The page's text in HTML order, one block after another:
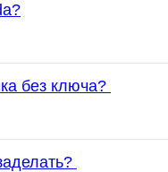
без ключа?